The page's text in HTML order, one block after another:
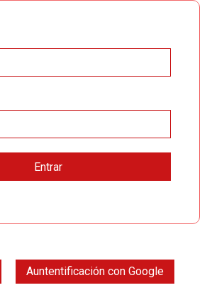
Auntentificación con Google